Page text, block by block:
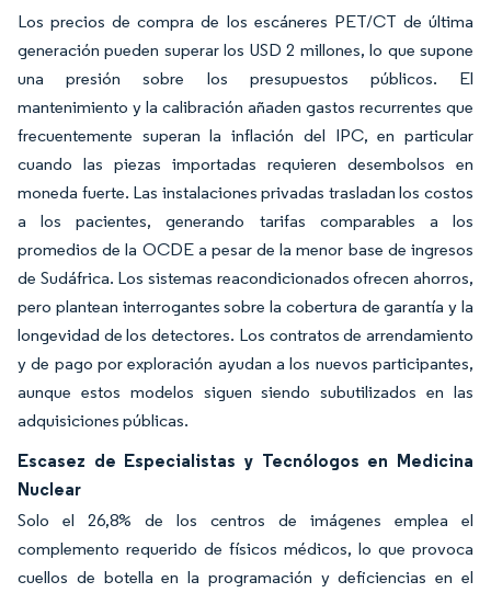
Los precios de compra de los escáneres PET/CT de última
generación pueden superar los USD 2 millones, lo que supone
una presión sobre los presupuestos públicos. El
mantenimiento y la calibración añaden gastos recurrentes que
frecuentemente superan la inflación del IPC, en particular
cuando las piezas importadas requieren desembolsos en
moneda fuerte. Las instalaciones privadas trasladan los costos
a los pacientes, generando tarifas comparables a los
promedios de la OCDE a pesar de la menor base de ingresos
de Sudáfrica. Los sistemas reacondicionados ofrecen ahorros,
pero plantean interrogantes sobre la cobertura de garantía y la
longevidad de los detectores. Los contratos de arrendamiento
y de pago por exploración ayudan a los nuevos participantes,
aunque estos modelos siguen siendo subutilizados en las
adquisiciones públicas.
Escasez de Especialistas y Tecnólogos en Medicina
Nuclear
Solo el 26,8% de los centros de imágenes emplea el
complemento requerido de físicos médicos, lo que provoca
cuellos de botella en la programación y deficiencias en el